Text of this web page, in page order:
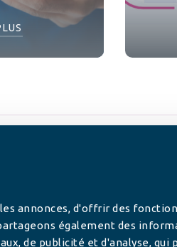
annonces, d'offrir des
également des
de publicité et d'analyse, qui